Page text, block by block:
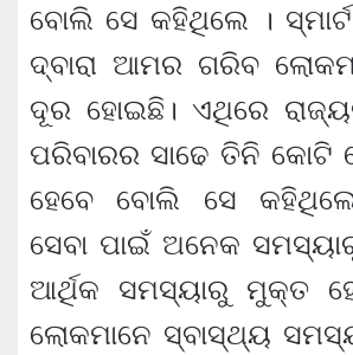
ବୋଲି ସେ କହିଥିଲେ ।
ଦ୍ବାରା ଆମର ଗରିବ
ଦୂର ହୋଇଛି। ଏଥିରେ
ପରିବାରର ସାଢେ ତିନି
ହେବେ ବୋଲି ସେ
ସେବା ପାଇଁ ଅନେକ
ଆର୍ଥିକ ସମସ୍ୟାରୁ ମୁକ୍ତ
ଲୋକମାନେ ସ୍ବାସ୍ଥ୍ୟ